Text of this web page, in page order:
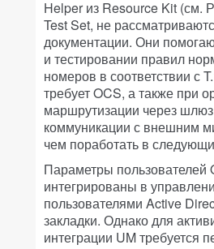
Helper из Resource Kit (см.
Test Set, не
документации. Они
и тестировании правил
номеров в соответствии с
требует OCS, а также при
маршрутизации через
коммуникации с внешним
чем поработать в
Параметры пользователей
интегрированы в
пользователями Active
закладки. Однако для
интеграции UM требуется